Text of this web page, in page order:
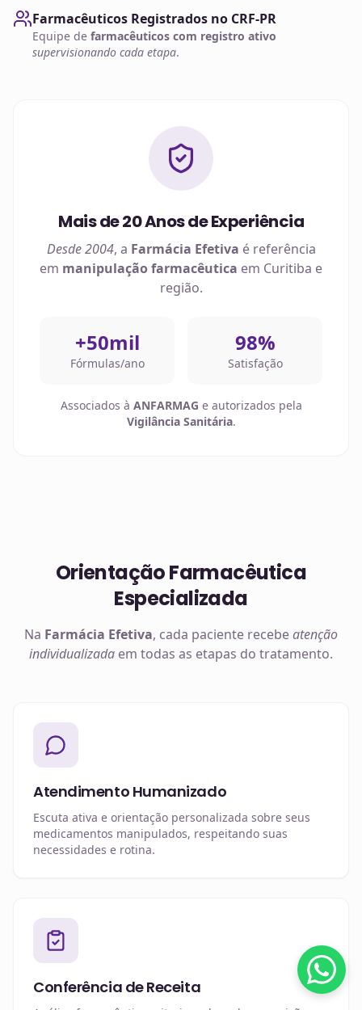
Farmacêuticos Registrados no CRF-PR
Equipe de farmacêuticos com registro ativo
supervisionando cada etapa.
Mais de 20 Anos de Experiência
Desde 2004, a Farmácia Efetiva é referência
em manipulação farmacêutica em Curitiba e
região.
+50mil
Fórmulas/ano
98%
Satisfação
Associados à ANFARMAG e autorizados pela
Vigilância Sanitária.
Orientação Farmacêutica
Especializada
Na Farmácia Efetiva, cada paciente recebeatenção
individualizada em todas as etapas do tratamento.
Atendimento Humanizado
Escuta ativa e orientação personalizada sobre seus
medicamentos manipulados, respeitando suas
necessidades e rotina.
Conferência de Receita